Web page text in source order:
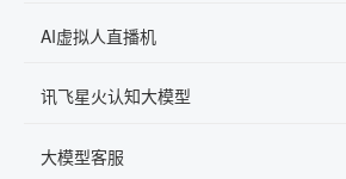
AI虚拟人直播机
讯飞星火认知大模型
大模型客服